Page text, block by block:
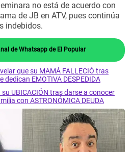
no está de acuerdo con
de JB en ATV, pues continúa
indebidos.
de Whatsapp de El Popular
que su MAMÁ FALLECIÓ tras
dedican EMOTIVA DESPEDIDA
UBICACIÓN tras darse a conocer
con ASTRONÓMICA DEUDA